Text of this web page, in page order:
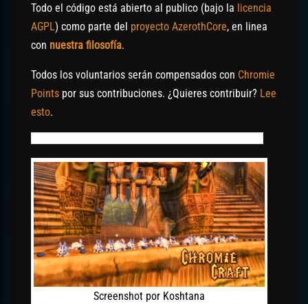
Todo el código está abierto al publico (bajo la licencia
AGPL) como parte del proyecto AzerothCore, en linea
con nuestra filosofía.
Todos los voluntarios serán compensados con Chromie
Points por sus contribuciones. ¿Quieres contribuir? Lee
esto.
Screenshot por Koshtana